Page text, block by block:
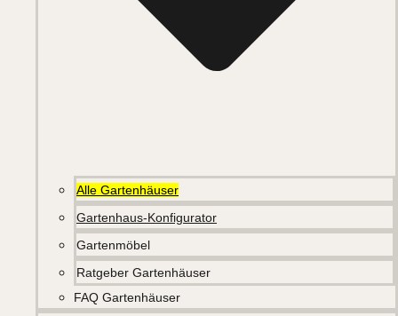
Alle Gartenhäuser
Gartenhaus-Konfigurator
Gartenmöbel
Ratgeber Gartenhäuser
FAQ Gartenhäuser